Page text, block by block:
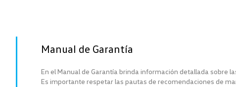
Manual de Garantía
En el Manual de Garantía brinda información detallada sobre
Es importante respetar las pautas de recomendaciones de